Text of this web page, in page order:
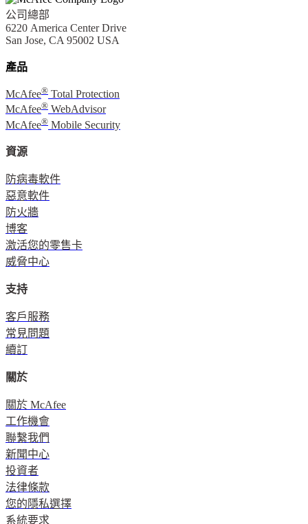
公司總部
6220 America Center Drive
San Jose, CA 95002 USA
產品
McAfee® Total Protection
McAfee® WebAdvisor
McAfee® Mobile Security
資源
防病毒軟件
惡意軟件
防火牆
博客
激活您的零售卡
威脅中心
支持
客戶服務
常見問題
續訂
關於
關於 McAfee
工作機會
聯繫我們
新聞中心
投資者
法律條款
您的隱私選擇
系統要求